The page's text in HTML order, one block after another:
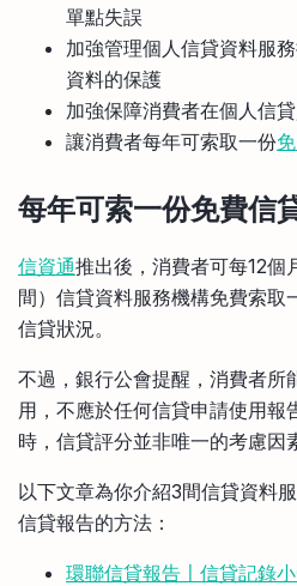
單點失誤
加強管理個人信貸資料服
資料的保護
加強保障消費者在個人信
讓消費者每年可索取一份
每年可索一份免費信
信資通推出後，消費者可每12個
間）信貸資料服務機構免費索取
信貸狀況。
不過，銀行公會提醒，消費者所
用，不應於任何信貸申請使用報
時，信貸評分並非唯一的考慮因
以下文章為你介紹3間信貸資料
信貸報告的方法：
環聯信貸報告〡信貸記錄